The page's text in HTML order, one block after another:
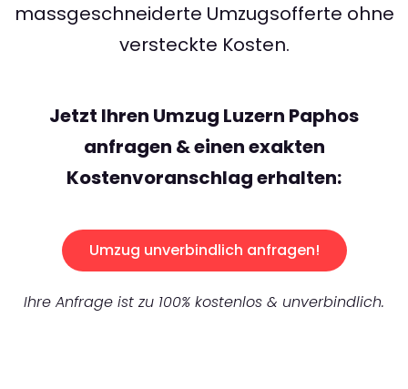
massgeschneiderte Umzugsofferte ohne
versteckte Kosten.
Jetzt Ihren Umzug Luzern Paphos
anfragen & einen exakten
Kostenvoranschlag erhalten:
Umzug unverbindlich anfragen!
Ihre Anfrage ist zu 100% kostenlos & unverbindlich.